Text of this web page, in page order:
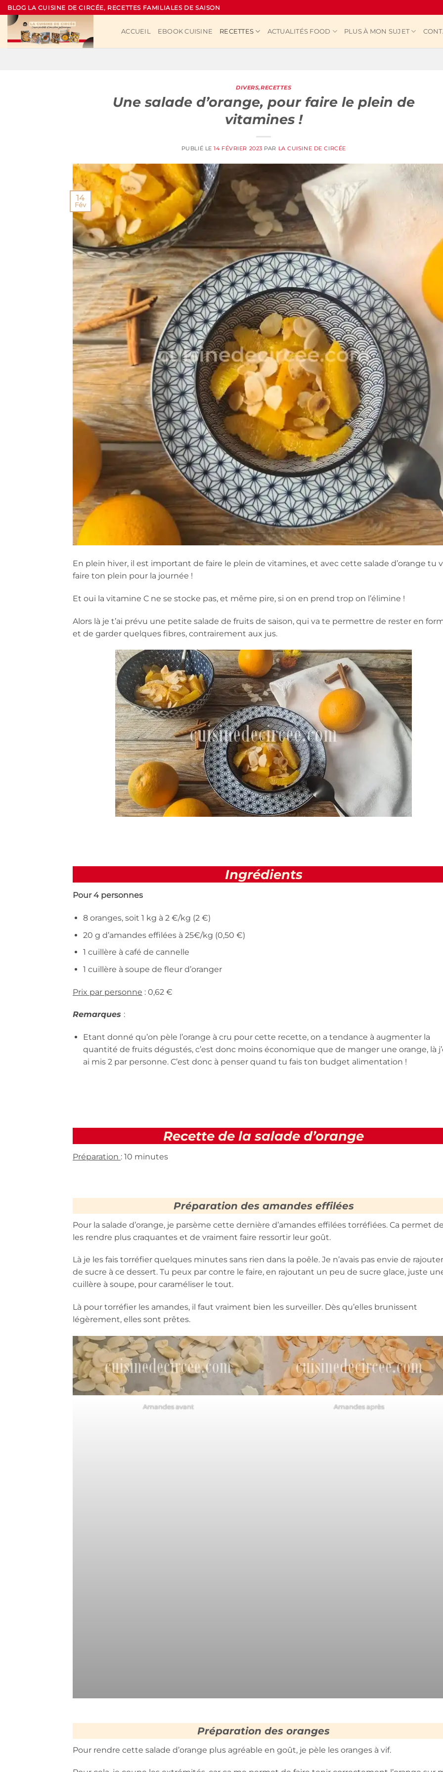
Passer
au
contenu
BLOG LA CUISINE DE CIRCÉE, RECETTES FAMILIALES DE SAISON
ACCUEIL EBOOK CUISINE RECETTES ACTUALITÉS FOOD PLUS À MON SUJET
DIVERS,RECETTES
Une salade d’orange, pour faire le plein de
vitamines !
PUBLIÉ LE14 FÉVRIER 2023 PAR LA CUISINE DE CIRCÉE
14
Fév
En plein hiver, il est important de faire le plein de vitamines, et avec cette salade d’orange tu
faire ton plein pour la journée !
Et oui la vitamine C ne se stocke pas, et même pire, si on en prend trop on l’élimine !
Alors là je t’ai prévu une petite salade de fruits de saison, qui va te permettre de rester en
et de garder quelques fibres, contrairement aux jus.
Ingrédients
Pour 4 personnes
8 oranges, soit 1 kg à 2 €/kg (2 €)
20 g d’amandes effilées à 25€/kg (0,50 €)
1 cuillère à café de cannelle
1 cuillère à soupe de fleur d’oranger
Prix par personne : 0,62 €
Remarques :
Etant donné qu’on pèle l’orange à cru pour cette recette, on a tendance à augmenter la
quantité de fruits dégustés, c’est donc moins économique que de manger une orange, là
ai mis 2 par personne. C’est donc à penser quand tu fais ton budget alimentation !
Recette de la salade d’orange
Préparation : 10 minutes
Préparation des amandes effilées
Pour la salade d’orange, je parsème cette dernière d’amandes effilées torréfiées. Ca permet
les rendre plus craquantes et de vraiment faire ressortir leur goût.
Là je les fais torréfier quelques minutes sans rien dans la poêle. Je n’avais pas envie de rajouter
de sucre à ce dessert. Tu peux par contre le faire, en rajoutant un peu de sucre glace, juste
cuillère à soupe, pour caraméliser le tout.
Là pour torréfier les amandes, il faut vraiment bien les surveiller. Dès qu’elles brunissent
légèrement, elles sont prêtes.
Amandes avant Amandes après
Préparation des oranges
Pour rendre cette salade d’orange plus agréable en goût, je pèle les oranges à vif.